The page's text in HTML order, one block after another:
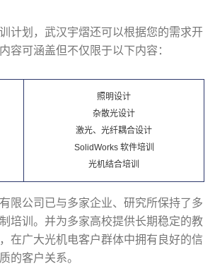
计划，武汉宇熠还可以根据您的需求开
容可涵盖但不仅限于以下内容：
照明设计
杂散光设计
激光、光纤耦合设计
SolidWorks 软件培训
光机结合培训
限公司已与多家企业、研究所保持了多
培训。并为多家高校提供长期稳定的教
在广大光机电客户群体中拥有良好的信
的客户关系。